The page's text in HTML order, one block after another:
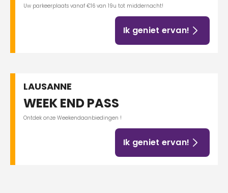
Uw parkeerplaats vanaf €16 van 19u tot middernacht!
Ik geniet ervan!
LAUSANNE
WEEK END PASS
Ontdek onze Weekendaanbiedingen !
Ik geniet ervan!